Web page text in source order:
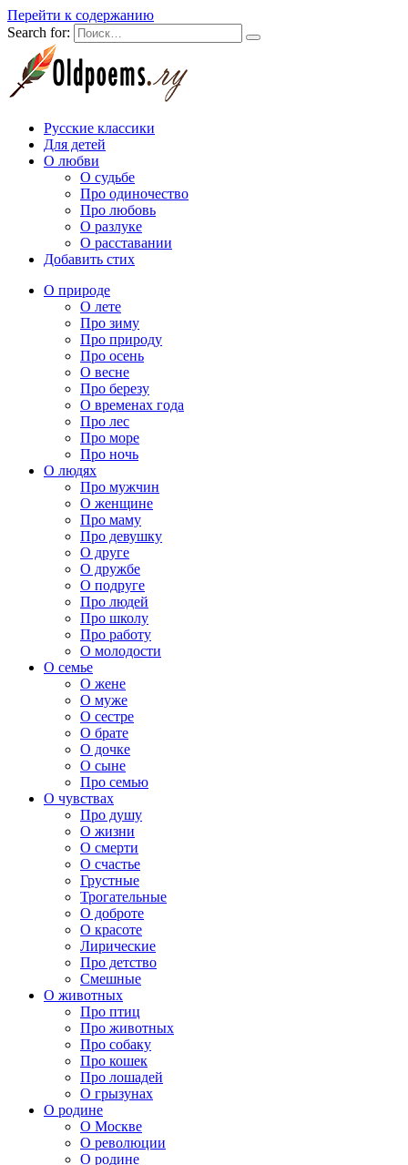
Перейти к содержанию
Search for:
Русские классики
Для детей
О любви
О судьбе
Про одиночество
Про любовь
О разлуке
О расставании
Добавить стих
О природе
О лете
Про зиму
Про природу
Про осень
О весне
Про березу
О временах года
Про лес
Про море
Про ночь
О людях
Про мужчин
О женщине
Про маму
Про девушку
О друге
О дружбе
О подруге
Про людей
Про школу
Про работу
О молодости
О семье
О жене
О муже
О сестре
О брате
О дочке
О сыне
Про семью
О чувствах
Про душу
О жизни
О смерти
О счастье
Грустные
Трогательные
О доброте
О красоте
Лирические
Про детство
Смешные
О животных
Про птиц
Про животных
Про собаку
Про кошек
Про лошадей
О грызунах
О родине
О Москве
О революции
О родине